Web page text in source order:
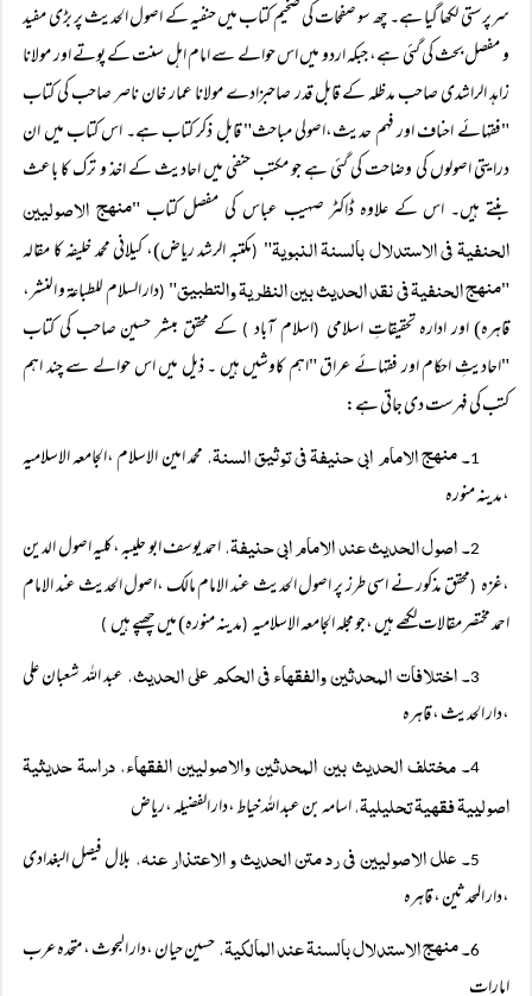
سرپرستی لکھا گیا ہے۔ چھ سو صفحات کی ضخیم کتاب میں حنفیہ کے اصول الحدیث پر بڑی مفید
و مفصل بحث کی گئی ہے، جبکہ اردو میں اس حوالے سے امام اہل سنت کے پوتے اور مولانا
زاہد الراشدی صاحب مدظلہ کے قابل قدر صاحبزادے مولانا عمار خان ناصر صاحب کی کتاب
"فقہائے احناف اور فہم حدیث،اصولی مباحث" قابل ذکر کتاب ہے۔ اس کتاب میں ان
درایتی اصولوں کی وضاحت کی گئی ہے جو مکتب حنفی میں احادیث کے اخذ و ترک کا باعث
بنتے ہیں۔ اس کے علاوہ ڈاکٹر صہیب عباس کی مفصل کتاب "منھج الاصولیین
الحنفیۃ فی الاستدلال بالسنۃ النبویۃ"
(مکتبہ الرشد ریاض)، کیلانی محمد خلیفہ کا مقالہ
"منھج الحنفیۃ فی نقد الحدیث بین النظریۃ والتطبیق"
(دار السلام للطباعۃ و النشر،
قاہرہ) اور ادارہ تحقیقاتِ اسلامی (اسلام آباد) کے محقق مبشر حسین صاحب کی کتاب
"احادیثِ احکام اور فقہائے عراق "اہم کاوشیں ہیں ۔ ذیل میں اس حوالے سے چند اہم
کتب کی فہرست دی جاتی ہے:
1۔ منھج الامام ابی حنیفۃ فی توثیق السنۃ،محمد امین الاسلام ،الجامعہ الاسلامیہ
،مدینہ منورہ
2۔ اصول الحدیث عند الامام ابی حنیفۃ،احمد یوسف ابو حلیبہ ،کلیہ اصول الدین
،غزہ (محقق مذکور نے اسی طرز پر اصول الحدیث عند الامام مالک ،اصول الحدیث عند الامام
احمد مختصر مقالات لکھے ہیں ،جو مجلہ الجامعہ الاسلامیہ (مدینہ منورہ) میں چھپے ہیں )
3۔ اختلافات المحدثین والفقھاء فی الحکم علی الحدیث،عبد اللہ شعبان علی
،دار الحدیث ، قاہرہ
4۔ مختلف الحدیث بین المحدثین والاصولیین الفقھاء، دراسۃ حدیثیۃ
اصولییۃ فقھیۃ تحلیلیۃ،اسامہ بن عبد اللہ خیاط ،دار الفضیلہ ،ریاض
5۔ علل الاصولیین فی رد متن الحدیث و الاعتذار عنہ، بلال فیصل البغدادی
،دار المحدثین ، قاہرہ
6۔ منھج الاستدلال بالسنۃ عند المالکیۃ،حسین حیان ،دار البحوث ،متحدہ عرب
امارات